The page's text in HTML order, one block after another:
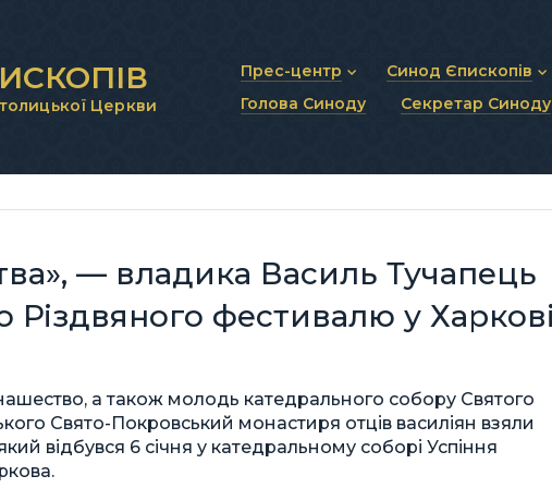
Церкви
Прес-центр
Новини та анонси
Синод Єпископів
Статут Синоду
Синодальні органи
Голова Синоду Секретар Синоду
— владика Василь Тучапець
Різдвяного фестивалю у Харкові
а також молодь катедрального собору Святого
Свято-Покровський монастиря отців василіян взяли
відбувся 6 січня у катедральному соборі Успіння